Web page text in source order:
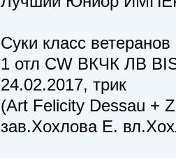
Суки класс ветеранов
1 отл CW ВКЧК ЛВ
24.02.2017, трик
(Art Felicity Dessau +
зав.Хохлова Е.